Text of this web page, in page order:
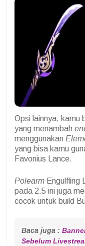
Opsi lainnya, kamu
yang menambah
menggunakan
yang bisa kamu
Favonius Lance.
Polearm Engulfling
pada 2.5 ini juga
cocok untuk build
Baca juga :
Sebelum